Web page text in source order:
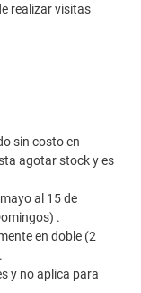
realizar visitas
sin costo en
agotar stock y es
al 15 de
.
en doble (2
y no aplica para